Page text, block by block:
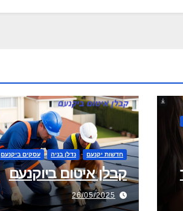
חדשות יקנעם נדלן בניה עסקים ביקנעם
קבלן איטום ביוקנעם
26/05/2025